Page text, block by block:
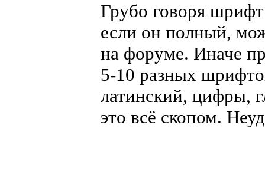
Грубо говоря
если он полный,
на форуме. Иначе
5-10 разных
латинский, цифры,
это всё скопом.